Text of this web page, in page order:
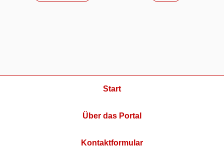
Start
Über das Portal
Kontaktformular